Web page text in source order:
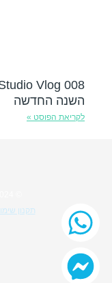
השנה החדשה
לקריאת הפוסט »
תקנון